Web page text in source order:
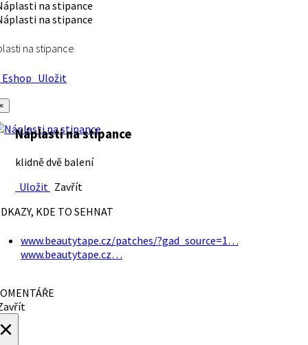
na stipance
Uložit
Náplasti na stipance
klidně dvě balení
Uložit Zavřít
KDE TO SEHNAT
www.beautytape.cz/patches/?gad_source=1…
www.beautytape.cz…